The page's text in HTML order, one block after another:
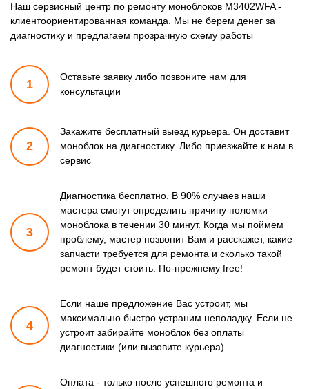
Наш сервисный центр по ремонту моноблоков M3402WFA -
клиентоориентированная команда. Мы не берем денег за
диагностику и предлагаем прозрачную схему работы
1
Оставьте заявку либо позвоните нам для
консультации
2
Закажите бесплатный выезд курьера. Он доставит
моноблок на диагностику. Либо приезжайте к нам в
сервис
3
Диагностика бесплатно. В 90% случаев наши
мастера смогутопределить причину поломки
моноблока в течении 30 минут. Когда мы поймем
проблему, мастер позвонит Вам и расскажет, какие
запчасти требуется для ремонта и сколько такой
ремонтбудет стоить. По-прежнему free!
4
Если наше предложение Вас устроит, мы
максимально быстро устраним неполадку. Если не
устроит забирайте моноблок без оплаты
диагностики (или вызовите курьера)
Оплата - только после успешного ремонта и